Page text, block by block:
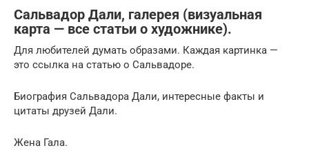
Сальвадор Дали, галерея (визуальная
карта — все статьи о художнике).
Для любителей думать образами. Каждая картинка —
это ссылка на статью о Сальвадоре.
Биография Сальвадора Дали, интересные факты и
цитаты друзей Дали.
Жена Гала.